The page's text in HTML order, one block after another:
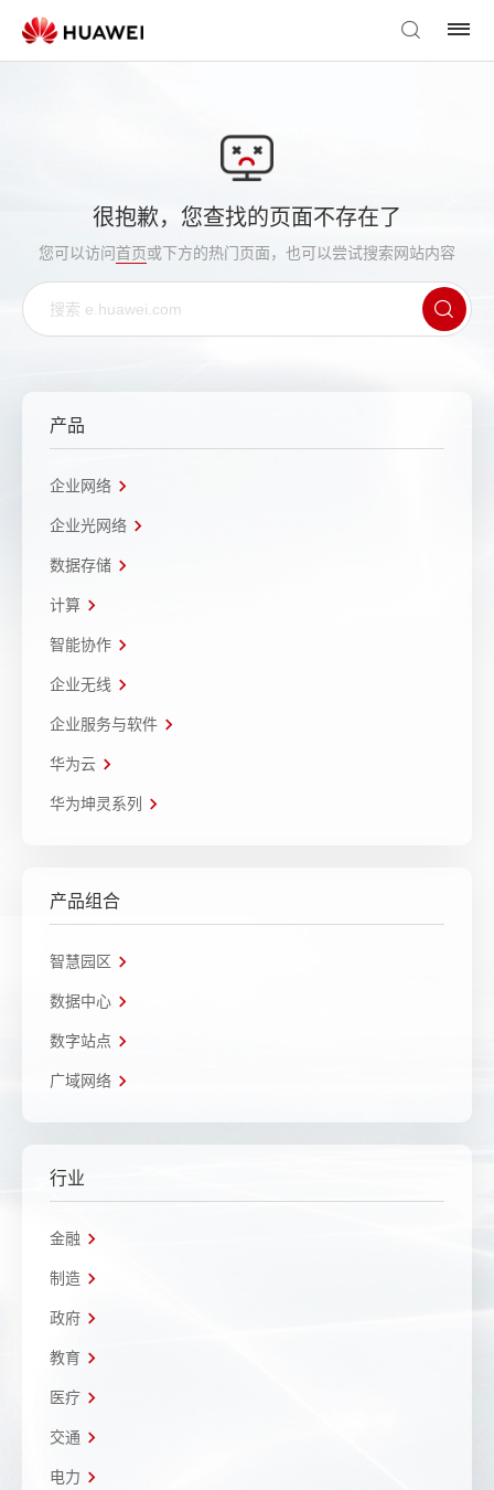
很抱歉，您查找的页面不存在了
您可以访问首页或下方的热门页面，也可以尝试搜索网站内容
产品
企业网络
企业光网络
数据存储
计算
智能协作
企业无线
企业服务与软件
华为云
华为坤灵系列
产品组合
智慧园区
数据中心
数字站点
广域网络
行业
金融
制造
政府
教育
医疗
交通
电力